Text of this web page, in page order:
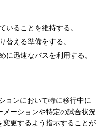
いることを維持する。
替える準備をする。
に迅速なパスを利用する。
ョンにおいて特に移行中に
ーションや特定の試合状況
更するよう指示することが